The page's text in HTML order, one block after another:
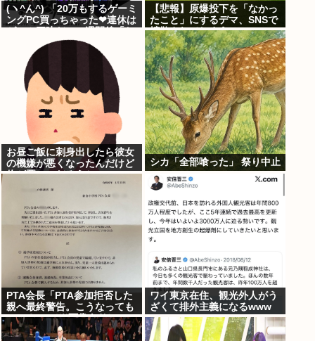
(ヽ^ん^) 「20万もするゲーミ
ングPC買っちゃった❤連休は
届け物でーす」（ヽ´ん`）
「そう…」
【悲報】原爆投下を「なかっ
たこと」にするデマ、SNSで
拡散されてしまう
お昼ご飯に刺身出したら彼女
の機嫌が悪くなったんだけど
俺が悪いのだろうか →…こ
れアウト？
シカ「全部喰った」 祭り中止
PTA会長「PTA参加拒否した
親へ最終警告。こうなっても
いい？」 （※画像あり）
ワイ東京在住、観光外人がう
ざくて排外主義になるwww